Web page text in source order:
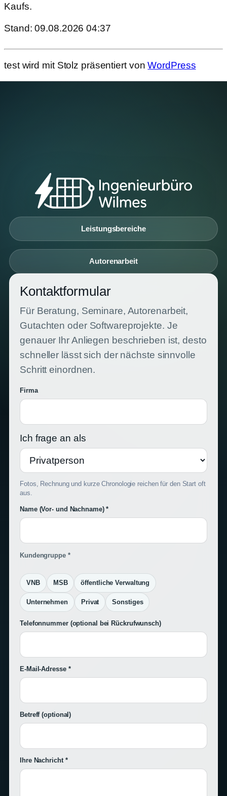
Kaufs.
Stand: 09.08.2026 04:37
test wird mit Stolz präsentiert vonWordPress
Leistungsbereiche
Autorenarbeit
Kontaktformular
Für Beratung, Seminare, Autorenarbeit,
Gutachten oder Softwareprojekte. Je
genauer Ihr Anliegen beschrieben ist, desto
schneller lässt sich der nächste sinnvolle
Schritt einordnen.
Firma
Ich frage an als
Fotos, Rechnung und kurze Chronologie reichen für den Start oft
aus.
Name (Vor- und Nachname) *
Kundengruppe *
VNB MSB öffentliche Verwaltung
Unternehmen Privat Sonstiges
Telefonnummer (optional bei Rückrufwunsch)
E-Mail-Adresse *
Betreff(optional)
Ihre Nachricht *